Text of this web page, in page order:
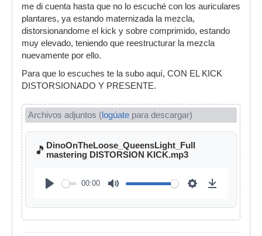
me di cuenta hasta que no lo escuché con los auriculares
plantares, ya estando maternizada la mezcla,
distorsionandome el kick y sobre comprimido, estando
muy elevado, teniendo que reestructurar la mezcla
nuevamente por ello.
Para que lo escuches te la subo aquí, CON EL KICK
DISTORSIONADO Y PRESENTE.
Archivos adjuntos (logúate para descargar)
🎵 DinoOnTheLoose_QueensLight_Full
mastering DISTORSION KICK.mp3
00:00